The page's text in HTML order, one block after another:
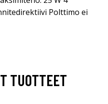
Polttimo ei
TUOTTEET